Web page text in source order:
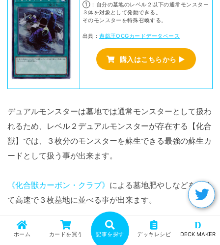
①：自分の墓地のレベル２以下の通常モンスター
３体を対象として発動できる。
そのモンスターを特殊召喚する。
出典：遊戯王OCGカードデータベース
購入はこちらから ▶
デュアルモンスターは墓地では通常モンスターとして扱わ
れるため、レベル２デュアルモンスターが存在する【化合
獣】では、３枚分のモンスターを蘇生できる最強の蘇生カ
ードとして扱う事が出来ます。
《化合獣カーボン・クラブ》 による墓地肥やしなどを絡め
て高速で３枚墓地に並べる事が出来ます。
ホーム カードを買う 記事を探す デッキレシピ
D
DECK MAKER